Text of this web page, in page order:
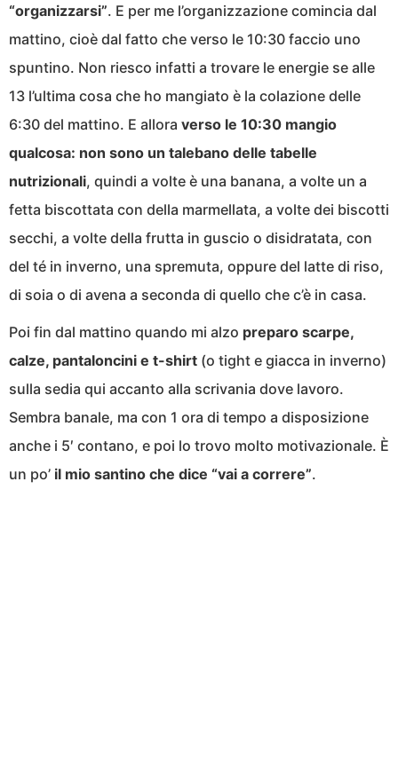
“organizzarsi”. E per me l’organizzazione comincia dal
mattino, cioè dal fatto che verso le 10:30 faccio uno
spuntino. Non riesco infatti a trovare le energie se alle
13 l’ultima cosa che ho mangiato è la colazione delle
6:30 del mattino. E allora verso le 10:30 mangio
qualcosa: non sono un talebano delle tabelle
nutrizionali, quindi a volte è una banana, a volte un a
fetta biscottata con della marmellata, a volte dei biscotti
secchi, a volte della frutta in guscio o disidratata, con
del té in inverno, una spremuta, oppure del latte di riso,
di soia o di avena a seconda di quello che c’è in casa.
Poi fin dal mattino quando mi alzo preparo scarpe,
calze, pantaloncini e t-shirt (o tight e giacca in inverno)
sulla sedia qui accanto alla scrivania dove lavoro.
Sembra banale, ma con 1 ora di tempo a disposizione
anche i 5′ contano, e poi lo trovo molto motivazionale. È
un po’ il mio santino che dice “vai a correre”.